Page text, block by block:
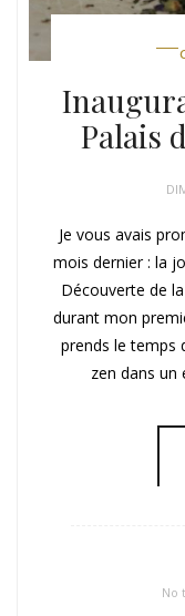
Palais
Je vous avais
mois dernier : la
Découverte de
durant mon
prends le temps
zen dans un
No